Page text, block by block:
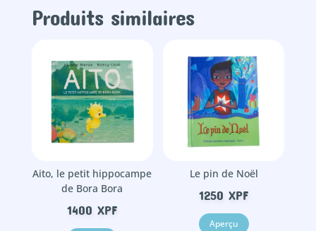
réussi..
Produits similaires
Aito, le petit hippocampe
de Bora Bora
1400XPF
Le pin de Noël
1250XPF
Aperçu